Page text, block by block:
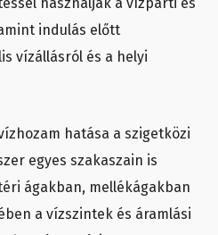
használják a vízparti és
indulás előtt
vízállásról és a helyi
hatása a szigetközi
egyes szakaszain is
ágakban, mellékágakban
a vízszintek és áramlási